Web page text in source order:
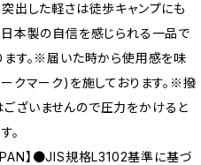
出した軽さは徒歩キャンプにも
日本製の自信を感じられる一品で
す。※届いた時から使用感を味
クマーク)を施しております。※撥
ざいませんので圧力をかけると
。
】●JIS規格L3102基準に基づ